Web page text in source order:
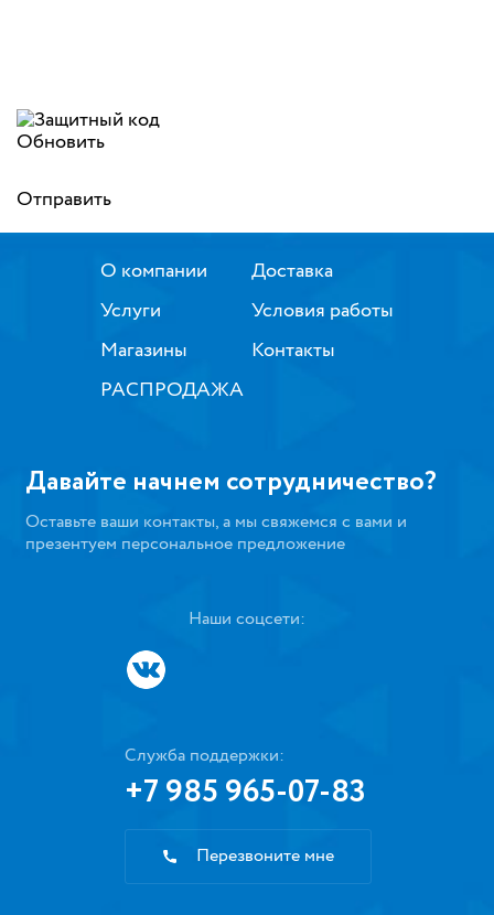
Обновить
Отправить
О компании
Услуги
Магазины
РАСПРОДАЖА
Доставка
Условия работы
Контакты
Давайте начнем сотрудничество?
Оставьте ваши контакты, а мы свяжемся с вами и
презентуем персональное предложение
Наши соцсети:
Служба поддержки:
+7 985 965-07-83
Перезвоните мне